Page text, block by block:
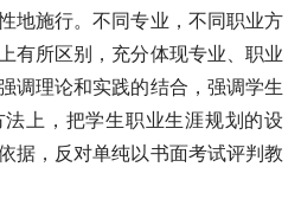
地施行。不同专业，不同职业方
有所区别，充分体现专业、职业
调理论和实践的结合，强调学生
上，把学生职业生涯规划的设
据，反对单纯以书面考试评判教